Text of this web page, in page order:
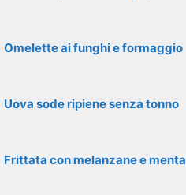
Omelette ai funghi e formaggio
Uova sode ripiene senza tonno
Frittata con melanzane e menta